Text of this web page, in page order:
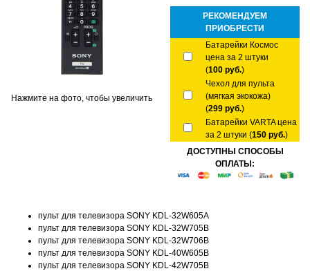
Нажмите на фото, чтобы увеличить
РЕКОМЕНДУЕМ
ПРИОБРЕСТИ
Батарейки Космос
цена за 2 штуки
(100 руб.)
Чехол для пульта
(мягкая экокожа)
(299 руб.)
Батарейки VARTA цена
за 2 штуки (150 руб.)
ДОСТУПНЫ СПОСОБЫ
ОПЛАТЫ:
пульт для телевизора SONY KDL-32W605A
пульт для телевизора SONY KDL-32W705B
пульт для телевизора SONY KDL-32W706B
пульт для телевизора SONY KDL-40W605B
пульт для телевизора SONY KDL-42W705B